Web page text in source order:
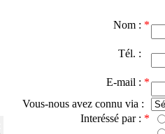
Nom : *
Tél. :
E-mail : *
Vous-nous avez connu via :
Interéssé par : *